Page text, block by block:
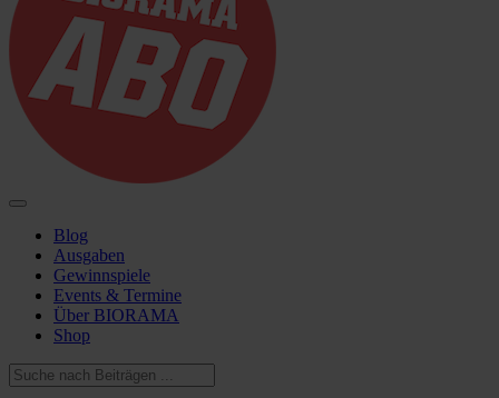
Blog
Ausgaben
Gewinnspiele
Events & Termine
Über BIORAMA
Shop